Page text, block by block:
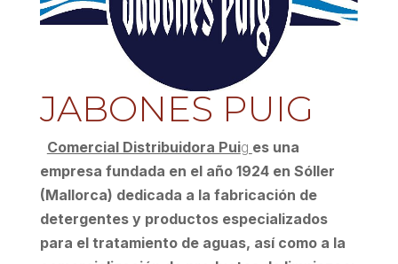
JABONES PUIG
Comercial Distribuidora Puig es una
empresa fundada en el año 1924 en Sóller
(Mallorca) dedicada a la fabricación de
detergentes y productos especializados
para el tratamiento de aguas, así como a la